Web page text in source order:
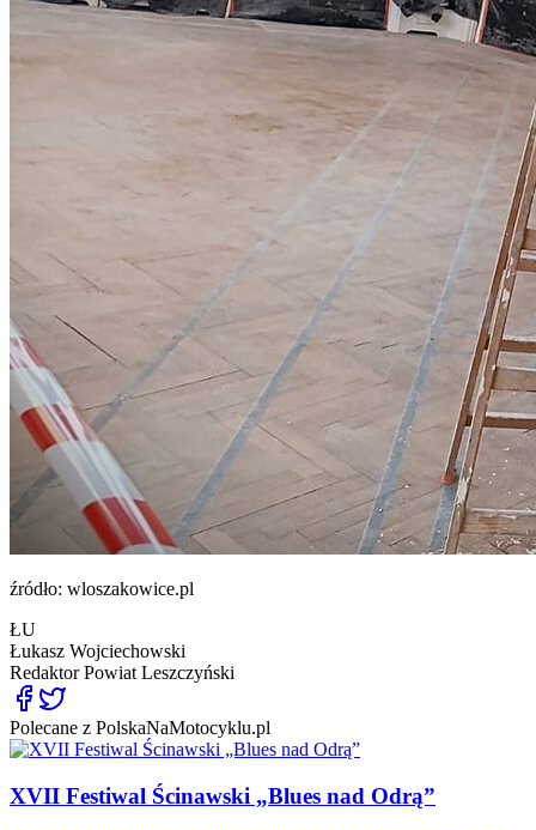
źródło: wloszakowice.pl
ŁU
Łukasz Wojciechowski
RedaktorPowiat Leszczyński
Polecane z PolskaNaMotocyklu.pl
XVII Festiwal Ścinawski „Blues nad Odrą”